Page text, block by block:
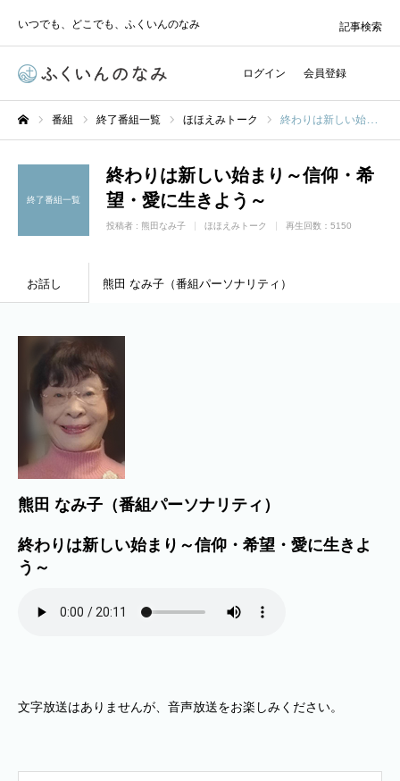
いつでも、どこでも、ふくいんのなみ
ログイン 会員登録
記事検索
番組 終了番組一覧 ほほえみトーク 終わりは新しい始まり～信仰・希望・愛に生きよう～
終了番組一覧
終わりは新しい始まり～信仰・希
望・愛に生きよう～
投稿者 : 熊田なみ子 ほほえみトーク 再生回数：5150
お話し 熊田 なみ子（番組パーソナリティ）
熊田 なみ子（番組パーソナリティ）
終わりは新しい始まり～信仰・希望・愛に生きよ
う～
文字放送はありませんが、音声放送をお楽しみください。